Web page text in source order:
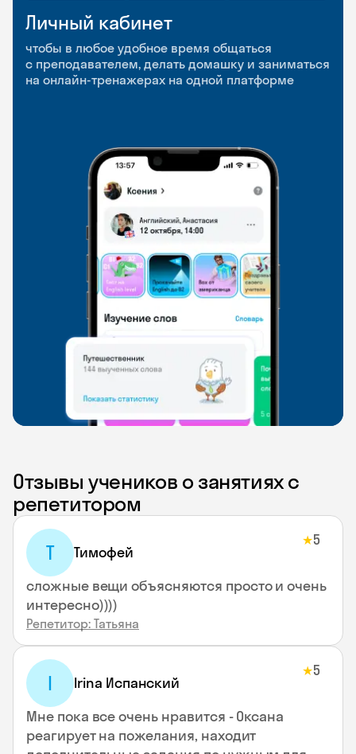
Личный кабинет
чтобы в любое удобное время общаться
с преподавателем, делать домашку и заниматься
на онлайн-тренажерах на одной платформе
Мобильное
приложение
чтобы заниматься и изучать новые слова где
и когда удобно
Разговорные клубы
и Talks
Групповые занятия для разговорной практики
и индивидуальные встречи с преподавателями
Отзывы учеников о занятиях с
репетитором
Т Тимофей
★5
сложные вещи объясняются просто и очень
интересно))))
Репетитор: Татьяна
I Irina Испанский
★5
Мне пока все очень нравится - Оксана
реагирует на пожелания, находит